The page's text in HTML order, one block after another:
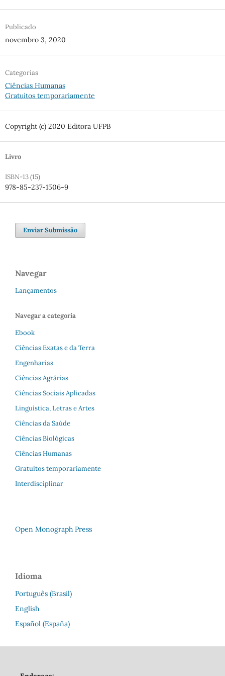
Publicado
novembro 3, 2020
Categorias
Ciências Humanas
Gratuitos temporariamente
Copyright (c) 2020 Editora UFPB
Livro
ISBN-13 (15)
978-85-237-1506-9
Enviar Submissão
Navegar
Lançamentos
Navegar a categoria
Ebook
Ciências Exatas e da Terra
Engenharias
Ciências Agrárias
Ciências Sociais Aplicadas
Linguística, Letras e Artes
Ciências da Saúde
Ciências Biológicas
Ciências Humanas
Gratuitos temporariamente
Interdisciplinar
Open Monograph Press
Idioma
Português (Brasil)
English
Español (España)